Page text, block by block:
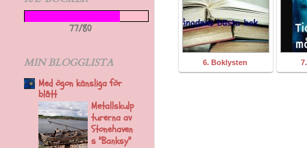
6. Boklysten
77/80
MIN BLOGGLISTA
Med ögon känsliga för
blått
Metallskulp
turerna av
Stonehaven
s "Banksy"